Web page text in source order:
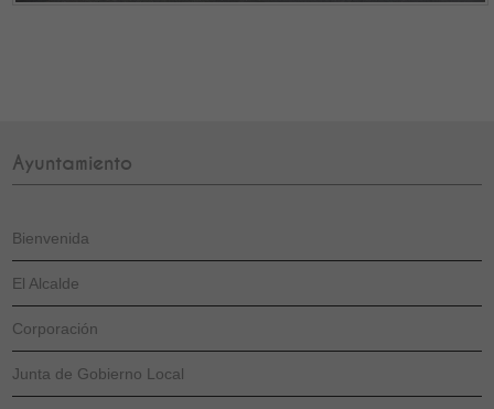
Ayuntamiento
Bienvenida
El Alcalde
Corporación
Junta de Gobierno Local